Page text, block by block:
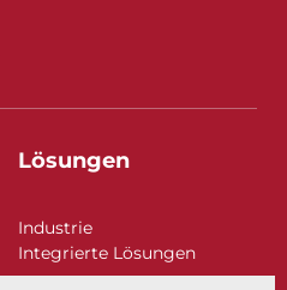
Lösungen
Industrie
Integrierte Lösungen